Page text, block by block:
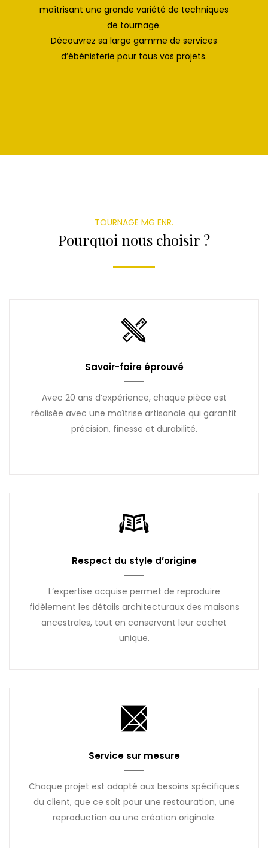
maîtrisant une grande variété de techniques
de tournage.
Découvrez sa large gamme de services
d’ébénisterie pour tous vos projets.
TOURNAGE MG ENR.
Pourquoi nous choisir ?
Savoir-faire éprouvé
Avec 20 ans d’expérience, chaque pièce est
réalisée avec une maîtrise artisanale qui garantit
précision, finesse et durabilité.
Respect du style d’origine
L’expertise acquise permet de reproduire
fidèlement les détails architecturaux des maisons
ancestrales, tout en conservant leur cachet
unique.
Service sur mesure
Chaque projet est adapté aux besoins spécifiques
du client, que ce soit pour une restauration, une
reproduction ou une création originale.